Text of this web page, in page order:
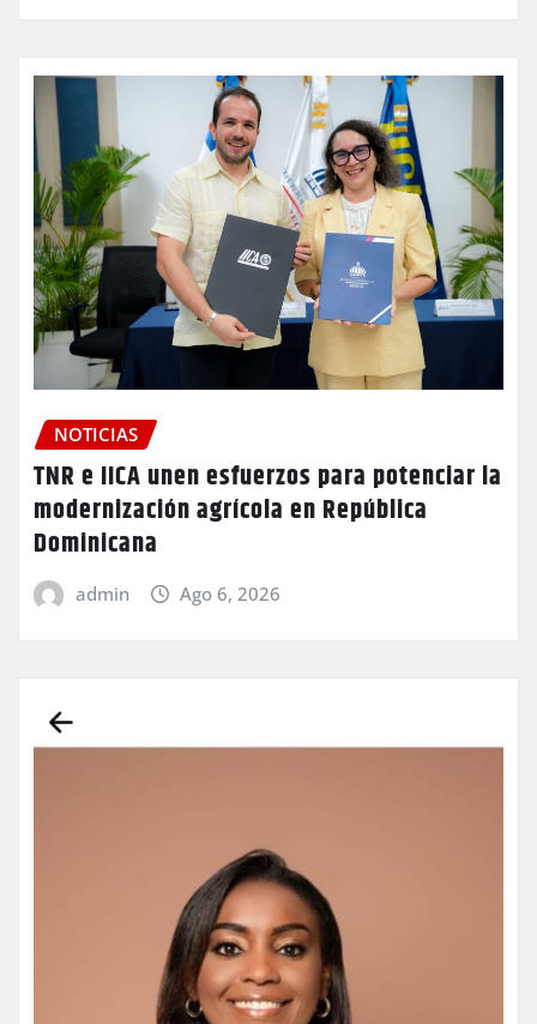
NOTICIAS
TNR e IICA unen esfuerzos para potenciar la
modernización agrícola en República
Dominicana
admin Ago 6, 2026